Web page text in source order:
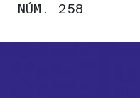
NÚM. 258